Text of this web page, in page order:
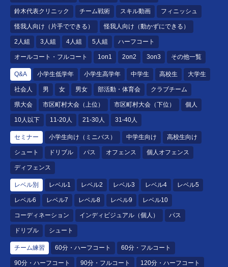
鈴木代表クリニック チーム戦術 スキル動画 フィニッシュ
怪我人向け（片手でできる） 怪我人向け（動かずにできる）
2人組 3人組 4人組 5人組 ハーフコート
オールコート・フルコート 1on1 2on2 3on3 その他一覧
Q&A 小学生低学年 小学生高学年 中学生 高校生 大学生
社会人 男 女 男女 部活動・体育会 クラブチーム
県大会 市区町村大会（上位） 市区町村大会（下位） 個人
10人以下 11-20人 21-30人 31-40人
セミナー 小学生向け（ミニバス） 中学生向け 高校生向け
シュート ドリブル パス オフェンス 個人オフェンス
ディフェンス
レベル別 レベル1 レベル2 レベル3 レベル4 レベル5
レベル6 レベル7 レベル8 レベル9 レベル10
コーディネーション インディビジュアル（個人） パス
ドリブル シュート
チーム練習 60分・ハーフコート 60分・フルコート
90分・ハーフコート 90分・フルコート 120分・ハーフコート